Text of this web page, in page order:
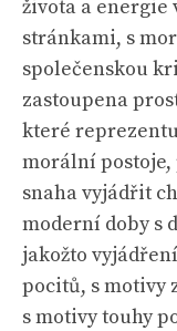
života a energie
stránkami, s
společenskou
zastoupena
které
morální
snaha vyjádřit
moderní doby s
jakožto
pocitů, s motivy
s motivy touhy